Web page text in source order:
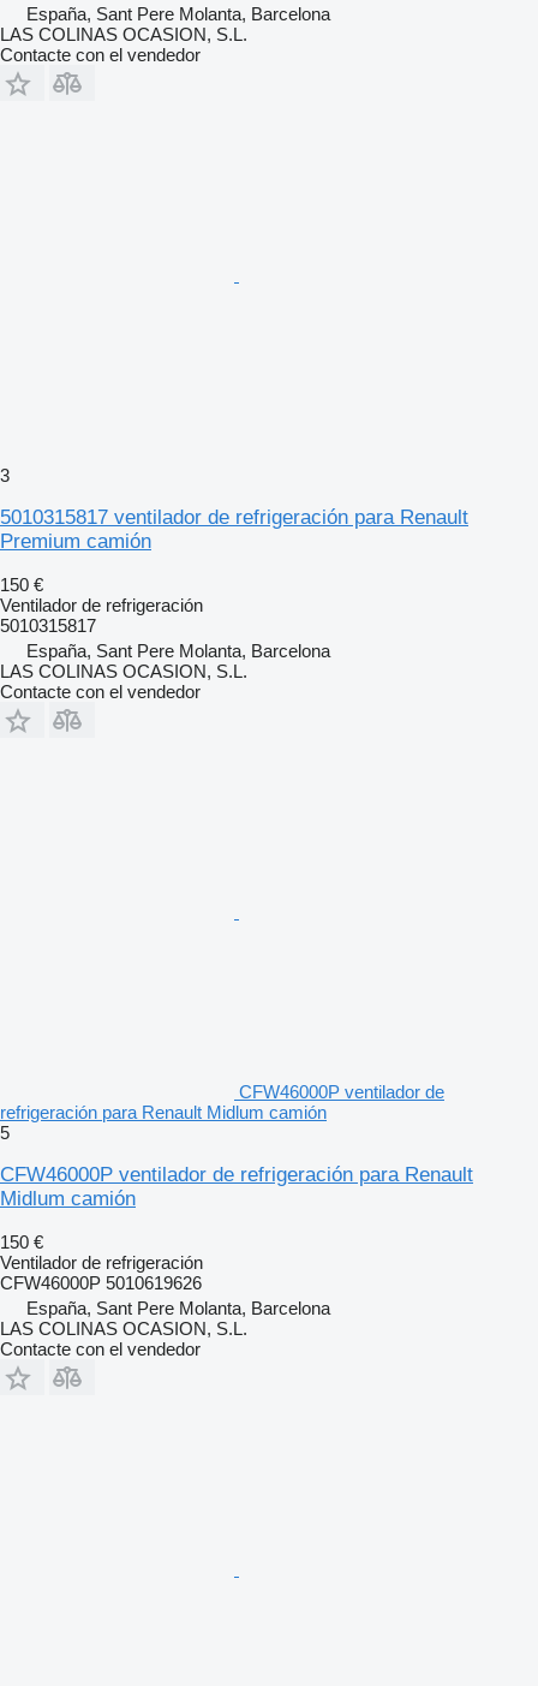
España, Sant Pere Molanta, Barcelona
LAS COLINAS OCASION, S.L.
Contacte con el vendedor
3
5010315817 ventilador de refrigeración para Renault
Premium camión
150 €
Ventilador de refrigeración
5010315817
España, Sant Pere Molanta, Barcelona
LAS COLINAS OCASION, S.L.
Contacte con el vendedor
CFW46000P ventilador de
refrigeración para Renault Midlum camión
5
CFW46000P ventilador de refrigeración para Renault
Midlum camión
150 €
Ventilador de refrigeración
CFW46000P 5010619626
España, Sant Pere Molanta, Barcelona
LAS COLINAS OCASION, S.L.
Contacte con el vendedor